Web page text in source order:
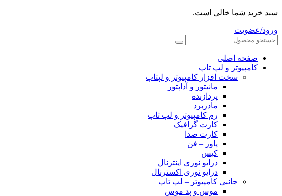
سبد خرید شما خالی است.
ورود/عضویت
صفحه اصلی
کامپیوتر و‌‌‌‌‌ لپ تاپ
سخت افزار کامپیوتر و لپتاپ
مانیتور و آداپتور
پردازنده
مادربرد
رم کامپیوتر و لپ تاپ
کارت گرافیک
کارت صدا
پاور – فن
کیس
درایو نوری اینترنال
درایو نوری اکسترنال
جانبی کامپیوتر – لپ تاپ
موس و پد موس